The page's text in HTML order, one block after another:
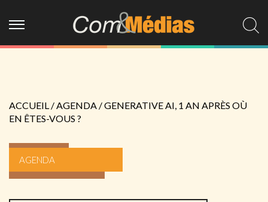
ACCUEIL /AGENDA /GENERATIVE AI, 1 AN APRÈS OÙ
EN ÊTES-VOUS ?
AGENDA